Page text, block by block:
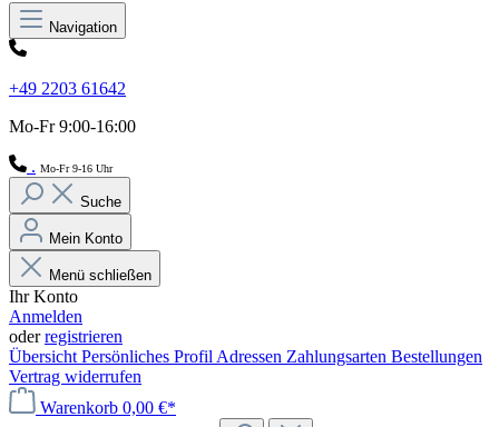
Navigation
+49 2203 61642
Mo-Fr 9:00-16:00
. Mo-Fr 9-16 Uhr
Suche
Mein Konto
Menü schließen
Ihr Konto
Anmelden
oderregistrieren
Übersicht Persönliches Profil Adressen Zahlungsarten Bestellungen
Vertrag widerrufen
Warenkorb 0,00 €*